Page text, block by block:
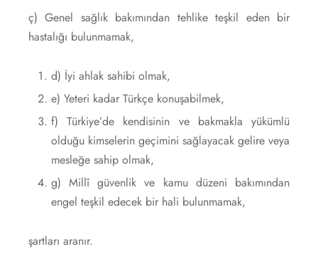
ç) Genel sağlık bakımından tehlike teşkil eden bir
hastalığı bulunmamak,
d) İyi ahlak sahibi olmak,
e) Yeteri kadar Türkçe konuşabilmek,
f) Türkiye’de kendisinin ve bakmakla yükümlü
olduğu kimselerin geçimini sağlayacak gelire veya
mesleğe sahip olmak,
g) Millî güvenlik ve kamu düzeni bakımından
engel teşkil edecek bir hali bulunmamak,
şartları aranır.